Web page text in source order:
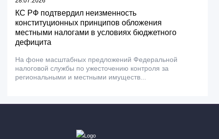
КС РФ подтвердил неизменность
конституционных принципов обложения
местными налогами в условиях бюджетного
дефицита
На фоне масштабных предложений Федеральной
налоговой службы по ужесточению контроля за
региональными и местными имуществ...